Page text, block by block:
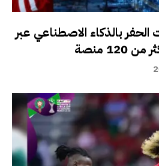
بالذكاء الاصطناعي عبر
منصة